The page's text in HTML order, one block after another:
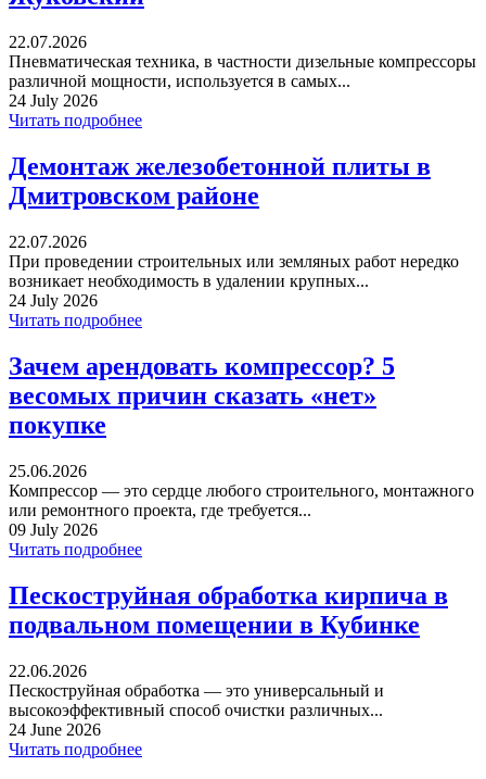
22.07.2026
Пневматическая техника, в частности дизельные компрессоры
различной мощности, используется в самых...
24 July 2026
Читать подробнее
Демонтаж железобетонной плиты в
Дмитровском районе
22.07.2026
При проведении строительных или земляных работ нередко
возникает необходимость в удалении крупных...
24 July 2026
Читать подробнее
Зачем арендовать компрессор? 5
весомых причин сказать «нет»
покупке
25.06.2026
Компрессор — это сердце любого строительного, монтажного
или ремонтного проекта, где требуется...
09 July 2026
Читать подробнее
Пескоструйная обработка кирпича в
подвальном помещении в Кубинке
22.06.2026
Пескоструйная обработка — это универсальный и
высокоэффективный способ очистки различных...
24 June 2026
Читать подробнее